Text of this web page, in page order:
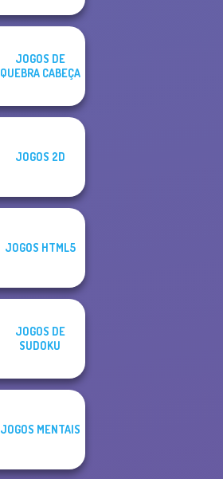
JOGOS DE
QUEBRA CABEÇA
JOGOS 2D
JOGOS HTML5
JOGOS DE
SUDOKU
JOGOS MENTAIS